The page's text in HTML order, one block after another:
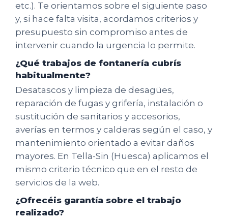
etc.). Te orientamos sobre el siguiente paso
y, si hace falta visita, acordamos criterios y
presupuesto sin compromiso antes de
intervenir cuando la urgencia lo permite.
¿Qué trabajos de fontanería cubrís
habitualmente?
Desatascos y limpieza de desagües,
reparación de fugas y grifería, instalación o
sustitución de sanitarios y accesorios,
averías en termos y calderas según el caso, y
mantenimiento orientado a evitar daños
mayores. En Tella-Sin (Huesca) aplicamos el
mismo criterio técnico que en el resto de
servicios de la web.
¿Ofrecéis garantía sobre el trabajo
realizado?